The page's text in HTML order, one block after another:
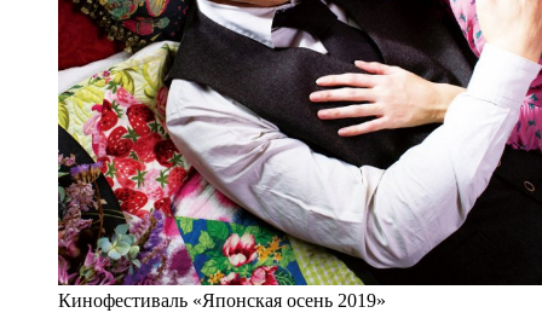
Кинофестиваль «Японская осень 2019»